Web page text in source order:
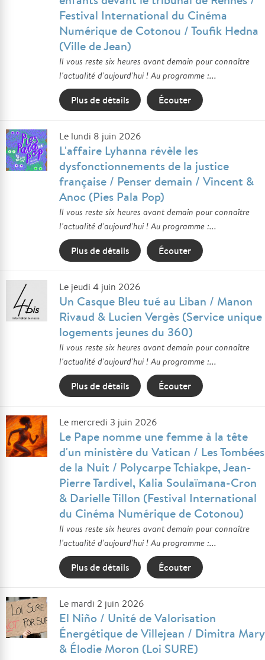
Festival International du Cinéma
Numérique de Cotonou / Toufik Hedna
(Ville de Jean)
Il vous reste six heures avant demain pour connaître
l'actualité d'aujourd'hui ! Au programme :...
Plus de détails Écouter
Le lundi 8 juin 2026
L'affaire Lyhanna révèle les
dysfonctionnements de la justice
française / Penser demain / Vincent &
Anoc (Pies Pala Pop)
Il vous reste six heures avant demain pour connaître
l'actualité d'aujourd'hui ! Au programme :...
Plus de détails Écouter
Le jeudi 4 juin 2026
Un Casque Bleu tué au Liban / Manon
Rivaud & Lucien Vergès (Service unique
logements jeunes du 360)
Il vous reste six heures avant demain pour connaître
l'actualité d'aujourd'hui ! Au programme :...
Plus de détails Écouter
Le mercredi 3 juin 2026
Le Pape nomme une femme à la tête
d'un ministère du Vatican / Les Tombées
de la Nuit / Polycarpe Tchiakpe, Jean-
Pierre Tardivel, Kalia Soulaïmana-Cron
& Darielle Tillon (Festival International
du Cinéma Numérique de Cotonou)
Il vous reste six heures avant demain pour connaître
l'actualité d'aujourd'hui ! Au programme :...
Plus de détails Écouter
Le mardi 2 juin 2026
El Niño / Unité de Valorisation
Énergétique de Villejean / Dimitra Mary
& Élodie Moron (Loi SURE)